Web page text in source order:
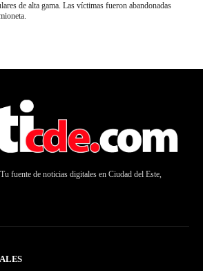
de alta gama. Las víctimas fueron abandonadas
fuente de noticias digitales en Ciudad del Este,